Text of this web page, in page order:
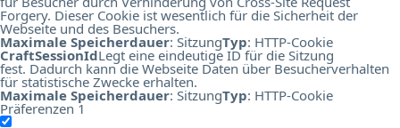
Forgery. Dieser Cookie ist wesentlich für die Sicherheit der
Webseite und des Besuchers.
Maximale Speicherdauer: SitzungTyp: HTTP-Cookie
CraftSessionIdLegt eine eindeutige ID für die Sitzung
fest. Dadurch kann die Webseite Daten über Besucherverhalten
für statistische Zwecke erhalten.
Maximale Speicherdauer: SitzungTyp: HTTP-Cookie
Präferenzen 1